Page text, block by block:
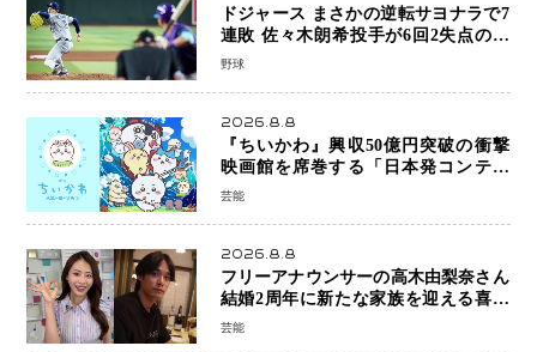
ドジャース まさかの逆転サヨナラで7
連敗 佐々木朗希投手が6回2失点の力
投も勝利届かず、大谷翔平は好機で悔
野球
2026.8.8
『ちいかわ』興収50億円突破の衝撃
映画館を席巻する「日本発コンテン
ツ」の強さ スパイダーマン、モアナ
芸能
2026.8.8
フリーアナウンサーの高木由梨奈さん
結婚2周年に新たな家族を迎える喜び
を報告 夫・岸田タツヤさんと連名
芸能